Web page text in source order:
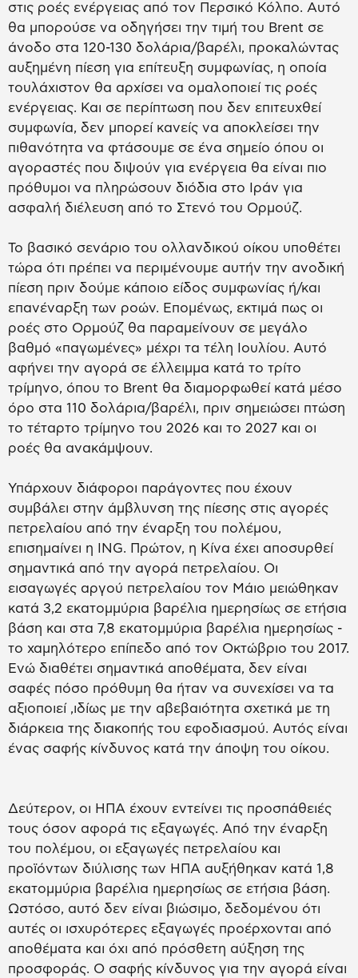
στις ροές ενέργειας από τον Περσικό Κόλπο. Αυτό
θα μπορούσε να οδηγήσει την τιμή του Brent σε
άνοδο στα 120-130 δολάρια/βαρέλι, προκαλώντας
αυξημένη πίεση για επίτευξη συμφωνίας, η οποία
τουλάχιστον θα αρχίσει να ομαλοποιεί τις ροές
ενέργειας. Και σε περίπτωση που δεν επιτευχθεί
συμφωνία, δεν μπορεί κανείς να αποκλείσει την
πιθανότητα να φτάσουμε σε ένα σημείο όπου οι
αγοραστές που διψούν για ενέργεια θα είναι πιο
πρόθυμοι να πληρώσουν διόδια στο Ιράν για
ασφαλή διέλευση από το Στενό του Ορμούζ.
Το βασικό σενάριο του ολλανδικού οίκου υποθέτει
τώρα ότι πρέπει να περιμένουμε αυτήν την ανοδική
πίεση πριν δούμε κάποιο είδος συμφωνίας ή/και
επανέναρξη των ροών. Επομένως, εκτιμά πως οι
ροές στο Ορμούζ θα παραμείνουν σε μεγάλο
βαθμό «παγωμένες» μέχρι τα τέλη Ιουλίου. Αυτό
αφήνει την αγορά σε έλλειμμα κατά το τρίτο
τρίμηνο, όπου το Brent θα διαμορφωθεί κατά μέσο
όρο στα 110 δολάρια/βαρέλι, πριν σημειώσει πτώση
το τέταρτο τρίμηνο του 2026 και το 2027 και οι
ροές θα ανακάμψουν.
Υπάρχουν διάφοροι παράγοντες που έχουν
συμβάλει στην άμβλυνση της πίεσης στις αγορές
πετρελαίου από την έναρξη του πολέμου,
επισημαίνει η ING. Πρώτον, η Κίνα έχει αποσυρθεί
σημαντικά από την αγορά πετρελαίου. Οι
εισαγωγές αργού πετρελαίου τον Μάιο μειώθηκαν
κατά 3,2 εκατομμύρια βαρέλια ημερησίως σε ετήσια
βάση και στα 7,8 εκατομμύρια βαρέλια ημερησίως -
το χαμηλότερο επίπεδο από τον Οκτώβριο του 2017.
Ενώ διαθέτει σημαντικά αποθέματα, δεν είναι
σαφές πόσο πρόθυμη θα ήταν να συνεχίσει να τα
αξιοποιεί ,ιδίως με την αβεβαιότητα σχετικά με τη
διάρκεια της διακοπής του εφοδιασμού. Αυτός είναι
ένας σαφής κίνδυνος κατά την άποψη του οίκου.
Δεύτερον, οι ΗΠΑ έχουν εντείνει τις προσπάθειές
τους όσον αφορά τις εξαγωγές. Από την έναρξη
του πολέμου, οι εξαγωγές πετρελαίου και
προϊόντων διύλισης των ΗΠΑ αυξήθηκαν κατά 1,8
εκατομμύρια βαρέλια ημερησίως σε ετήσια βάση.
Ωστόσο, αυτό δεν είναι βιώσιμο, δεδομένου ότι
αυτές οι ισχυρότερες εξαγωγές προέρχονται από
αποθέματα και όχι από πρόσθετη αύξηση της
προσφοράς. Ο σαφής κίνδυνος για την αγορά είναι